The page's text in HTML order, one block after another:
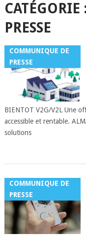
CATÉGORIE
PRESSE
COMMUNIQUE DE
PRESSE
BIENTOT V2G/V2L Une
accessible et rentable.
solutions
COMMUNIQUE DE
PRESSE